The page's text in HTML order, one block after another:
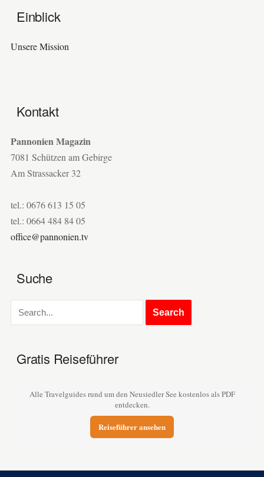
Einblick
Unsere Mission
Kontakt
Pannonien Magazin
7081 Schützen am Gebirge
Am Strassacker 32
tel.: 0676 613 15 05
tel.: 0664 484 84 05
office@pannonien.tv
Suche
Gratis Reiseführer
Alle Travelguides rund um den Neusiedler See kostenlos als PDF
entdecken.
Reiseführer ansehen